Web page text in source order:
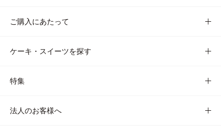
ご購入にあたって
ケーキ・スイーツを探す
特集
法人のお客様へ